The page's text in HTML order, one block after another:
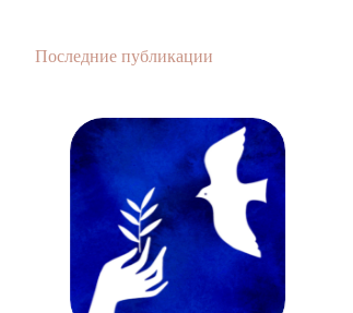
Последние публикации